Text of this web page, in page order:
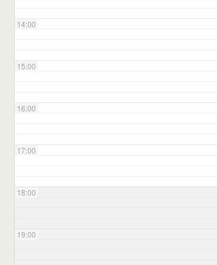
14:00
15:00
16:00
17:00
18:00
19:00